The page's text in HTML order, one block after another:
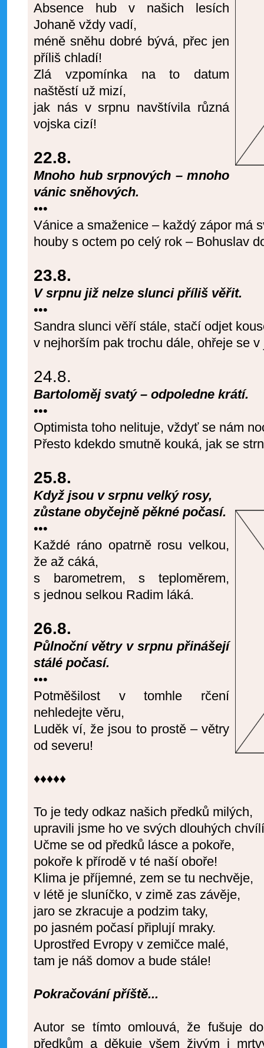
Absence hub v našich lesích
Johaně vždy vadí,
méně sněhu dobré bývá, přec jen
příliš chladí!
Zlá vzpomínka na to datum
naštěstí už mizí,
jak nás v srpnu navštívila různá
vojska cizí!
22.8.
Mnoho hub srpnových – mnoho
vánic sněhových.
•••
Vánice a smaženice – každý zápor má
houby s octem po celý rok – Bohuslav
23.8.
V srpnu již nelze slunci příliš věřit.
•••
Sandra slunci věří stále, stačí odjet
v nejhorším pak trochu dále, ohřeje se
24.8.
Bartoloměj svatý – odpoledne krátí.
•••
Optimista toho nelituje, vždyť se nám
Přesto kdekdo smutně kouká, jak se
25.8.
Když jsou v srpnu velký rosy,
zůstane obyčejně pěkné počasí.
•••
Každé ráno opatrně rosu velkou,
že až cáká,
s barometrem, s teploměrem,
s jednou selkou Radim láká.
26.8.
Půlnoční větry v srpnu přinášejí
stálé počasí.
•••
Potměšilost v tomhle rčení
nehledejte věru,
Luděk ví, že jsou to prostě – větry
od severu!
♦♦♦♦♦
To je tedy odkaz našich předků milých,
upravili jsme ho ve svých dlouhých
Učme se od předků lásce a pokoře,
pokoře k přírodě v té naší oboře!
Klima je příjemné, zem se tu nechvěje,
v létě je sluníčko, v zimě zas závěje,
jaro se zkracuje a podzim taky,
po jasném počasí připlují mraky.
Uprostřed Evropy v zemičce malé,
tam je náš domov a bude stále!
Pokračování příště...
Autor se tímto omlouvá, že fušuje
předkům a děkuje všem živým i